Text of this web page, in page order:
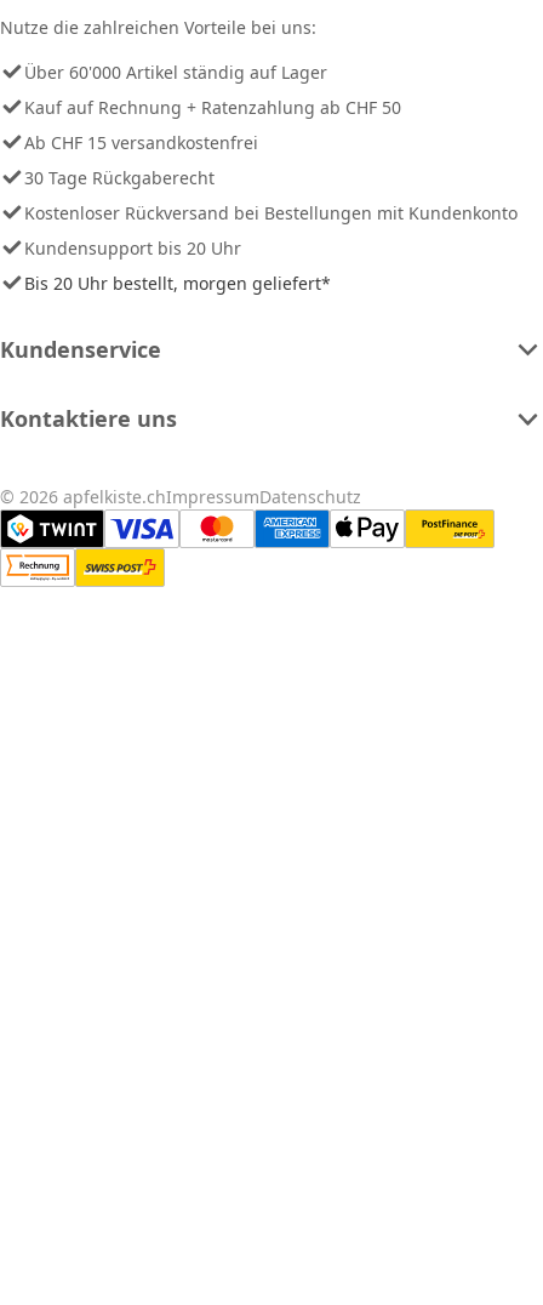
Nutze die zahlreichen Vorteile bei uns:
Über 60'000 Artikel ständig auf Lager
Kauf auf Rechnung + Ratenzahlung ab CHF 50
Ab CHF 15 versandkostenfrei
30 Tage Rückgaberecht
Kostenloser Rückversand bei Bestellungen mit Kundenkonto
Kundensupport bis 20 Uhr
Bis 20 Uhr bestellt, morgen geliefert*
Kundenservice
Kontaktiere uns
© 2026 apfelkiste.chImpressumDatenschutz